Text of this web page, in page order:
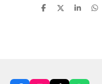
D
D
S
D